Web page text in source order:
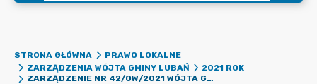
STRONA GŁÓWNA
PRAWO LOKALNE
ZARZĄDZENIA WÓJTA GMINY LUBAŃ
2021 ROK
ZARZĄDZENIE NR 42/OW/2021 WÓJTA GMINY LUBAŃ Z DNIA 30 CZERWCA 2021 R. W SPRAWIE WYZNACZENIA NA TERENIE GMINY LUBAŃ MIEJSC PRZEZNACZONYCH NA BEZPŁATNE UMIESZCZANIE URZĘDOWYCH OBWIESZCZEŃ WYBORCZYCH I PLAKATÓW WSZYSTKICH KOMITETÓW WYBORCZYCH ORAZ PODANIA WYKAZU TYCH MIEJSC DO PUBLICZNEJ WIADOMOŚCI